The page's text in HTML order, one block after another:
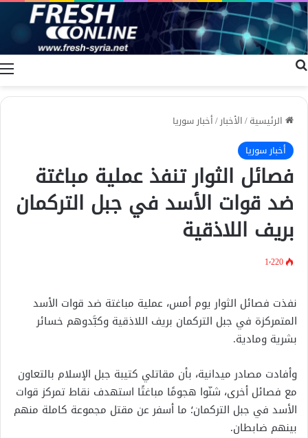
الرئيسية/الأخبار/أخبار سوريا
أخبار سوريا
فصائل الثوار تنفذ عملية مباغتة
ضد قوات الأسد في جبل التركمان
بريف اللاذقية
1٬220
نفذت فصائل الثوار يوم أمس، عملية مباغتة ضد قوات الأسد
المتمركزة في جبل التركمان بريف اللاذقية وكبَّدوهم خسائر
بشرية ومادية.
وأفادت مصادر ميدانية، بأن مقاتلي كتيبة جبل اﻹسلام بالتعاون
مع فصائل أخرى، شنّوا هجومًا مباغتًا استهدف نقاط تمركز قوات
الأسد في جبل التركمان؛ ما أسفر عن مقتل مجموعة كاملة منهم
بينهم ضابطان.